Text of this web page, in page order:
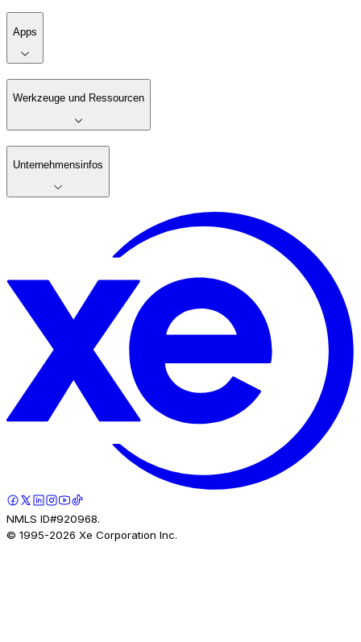
Apps
Werkzeuge und Ressourcen
Unternehmensinfos
NMLS ID#920968.
© 1995-2026 Xe Corporation Inc.